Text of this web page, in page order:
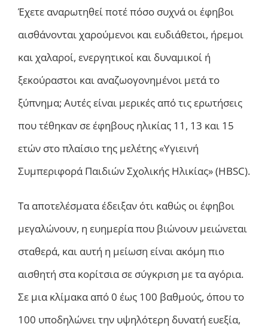
Έχετε αναρωτηθεί ποτέ πόσο συχνά οι έφηβοι
αισθάνονται χαρούμενοι και ευδιάθετοι, ήρεμοι
και χαλαροί, ενεργητικοί και δυναμικοί ή
ξεκούραστοι και αναζωογονημένοι μετά το
ξύπνημα; Αυτές είναι μερικές από τις ερωτήσεις
που τέθηκαν σε έφηβους ηλικίας 11, 13 και 15
ετών στο πλαίσιο της μελέτης «Υγιεινή
Συμπεριφορά Παιδιών Σχολικής Ηλικίας» (HBSC).
Τα αποτελέσματα έδειξαν ότι καθώς οι έφηβοι
μεγαλώνουν, η ευημερία που βιώνουν μειώνεται
σταθερά, και αυτή η μείωση είναι ακόμη πιο
αισθητή στα κορίτσια σε σύγκριση με τα αγόρια.
Σε μια κλίμακα από 0 έως 100 βαθμούς, όπου το
100 υποδηλώνει την υψηλότερη δυνατή ευεξία,